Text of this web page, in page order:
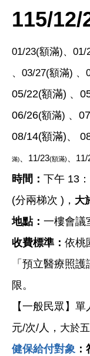
115/12/
01/23(額滿)、
、03/27(額滿) 、
05/22(額滿) 、
06/26(額滿) 、
08/14(額滿)、
滿) 、11/23(額滿) 、
時間： 下午 13
(分兩梯次 )， 大
地點： 一樓會議
收費標準： 依桃
「預立醫療照
限。
【一般民眾】
元/次/人， 大於
健保給付對象